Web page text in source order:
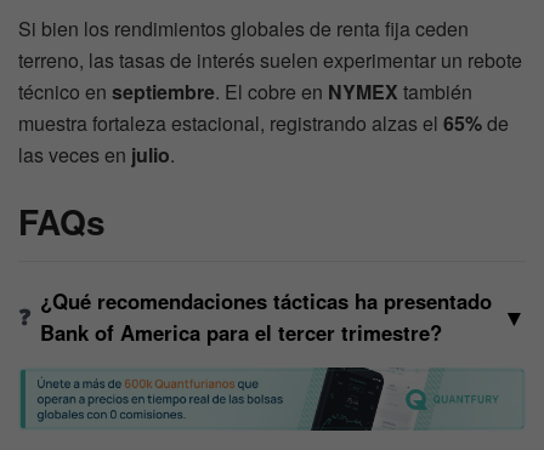
Si bien los rendimientos globales de renta fija ceden
terreno, las tasas de interés suelen experimentar un rebote
técnico en septiembre. El cobre en NYMEX también
muestra fortaleza estacional, registrando alzas el 65%de
las veces en julio.
FAQs
¿Qué recomendaciones tácticas ha presentado
Bank of America para el tercer trimestre?
▼